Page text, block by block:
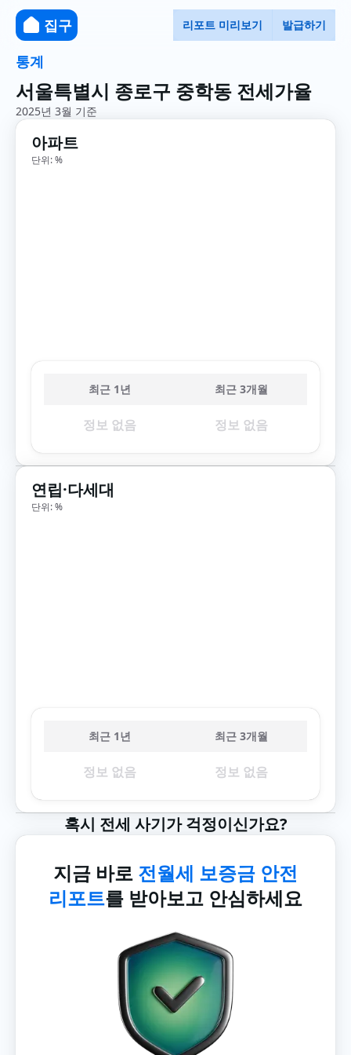
집구 리포트 미리보기 발급하기
통계
서울특별시 종로구 중학동 전세가율
2025년 3월 기준
아파트
단위: %
최근 1년 최근 3개월
정보 없음 정보 없음
연립·다세대
단위: %
최근 1년 최근 3개월
정보 없음 정보 없음
혹시 전세 사기가 걱정이신가요?
지금 바로 전월세 보증금 안전
리포트를 받아보고 안심하세요